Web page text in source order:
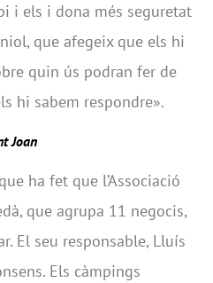
i els i dona més seguretat
que afegeix que els hi
quin ús podran fer de
hi sabem respondre».
Joan
ha fet que l’Associació
que agrupa 11 negocis,
El seu responsable, Lluís
Els càmpings